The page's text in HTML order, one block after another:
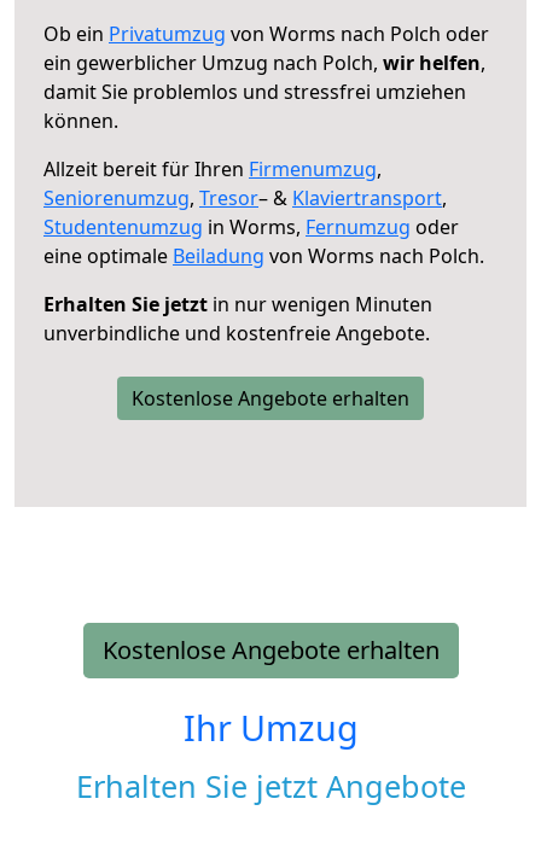
Ob ein Privatumzug von Worms nach Polch oder
ein gewerblicher Umzug nach Polch, wir helfen,
damit Sie problemlos und stressfrei umziehen
können.
Allzeit bereit für Ihren Firmenumzug,
Seniorenumzug, Tresor– & Klaviertransport,
Studentenumzug in Worms, Fernumzug oder
eine optimale Beiladung von Worms nach Polch.
Erhalten Sie jetzt in nur wenigen Minuten
unverbindliche und kostenfreie Angebote.
Kostenlose Angebote erhalten
Kostenlose Angebote erhalten
Ihr Umzug
Erhalten Sie jetzt Angebote